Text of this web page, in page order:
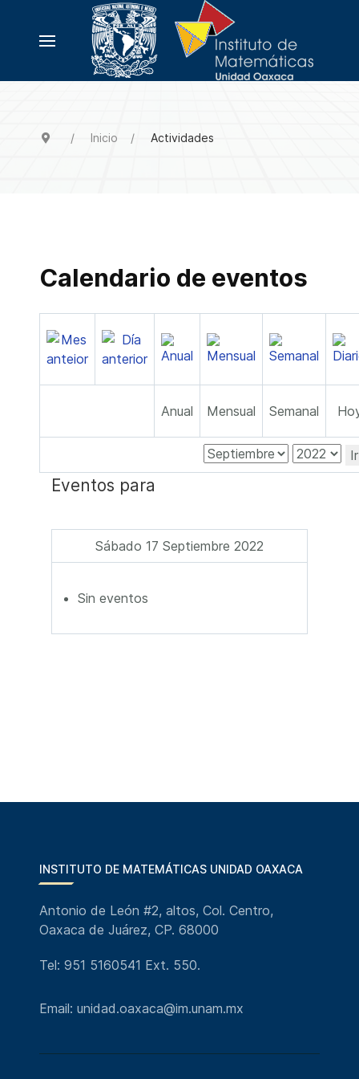
Inicio Actividades
Calendario de eventos
Anual Mensual Semanal
Eventos para
Sábado 17 Septiembre 2022
Sin eventos
INSTITUTO DE MATEMÁTICAS UNIDAD OAXACA
Antonio de León #2, altos, Col. Centro,
Oaxaca de Juárez, CP. 68000
Tel: 951 5160541 Ext. 550.
Email: unidad.oaxaca@im.unam.mx